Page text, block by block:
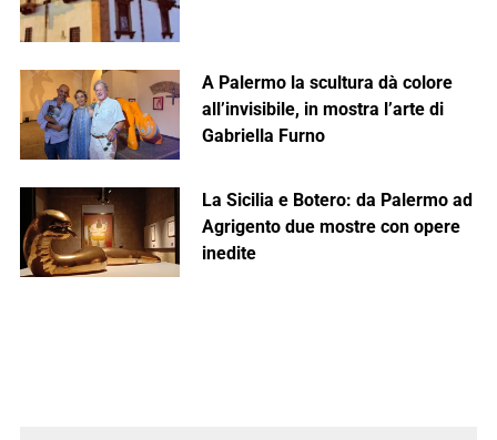
A Palermo la scultura dà colore
all’invisibile, in mostra l’arte di
Gabriella Furno
La Sicilia e Botero: da Palermo ad
Agrigento due mostre con opere
inedite